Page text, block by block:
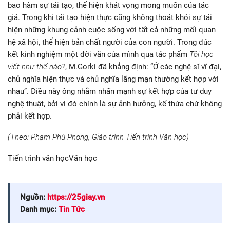
bao hàm sự tái tạo, thể hiện khát vọng mong muốn của tác
giả. Trong khi tái tạo hiện thực cũng không thoát khỏi sự tái
hiện những khung cảnh cuộc sống với tất cả những mối quan
hệ xã hội, thể hiện bản chất người của con người. Trong đúc
kết kinh nghiệm một đời văn của mình qua tác phẩm Tôi học
viết như thế nào?, M.Gorki đã khẳng định: “Ở các nghệ sĩ vĩ đại,
chủ nghĩa hiện thực và chủ nghĩa lãng mạn thường kết hợp với
nhau”. Điều này ông nhằm nhấn mạnh sự kết hợp của tư duy
nghệ thuật, bởi vì đó chính là sự ảnh hưởng, kế thừa chứ không
phải kết hợp.
(Theo: Phạm Phú Phong, Giáo trình Tiến trình Văn học)
Tiến trình văn họcVăn học
Nguồn: https://25giay.vn
Danh mục: Tin Tức